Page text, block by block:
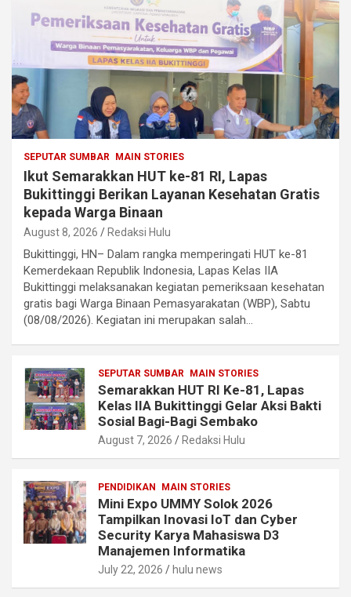
SEPUTAR SUMBAR MAIN STORIES
Ikut Semarakkan HUT ke-81 RI, Lapas
Bukittinggi Berikan Layanan Kesehatan Gratis
kepada Warga Binaan
August 8, 2026 Redaksi Hulu
Bukittinggi, HN– Dalam rangka memperingati HUT ke-81
Kemerdekaan Republik Indonesia, Lapas Kelas IIA
Bukittinggi melaksanakan kegiatan pemeriksaan kesehatan
gratis bagi Warga Binaan Pemasyarakatan (WBP), Sabtu
(08/08/2026). Kegiatan ini merupakan salah…
SEPUTAR SUMBAR MAIN STORIES
Semarakkan HUT RI Ke-81, Lapas
Kelas IIA Bukittinggi Gelar Aksi Bakti
Sosial Bagi-Bagi Sembako
August 7, 2026 Redaksi Hulu
PENDIDIKAN MAIN STORIES
Mini Expo UMMY Solok 2026
Tampilkan Inovasi IoT dan Cyber
Security Karya Mahasiswa D3
Manajemen Informatika
July 22, 2026 hulu news